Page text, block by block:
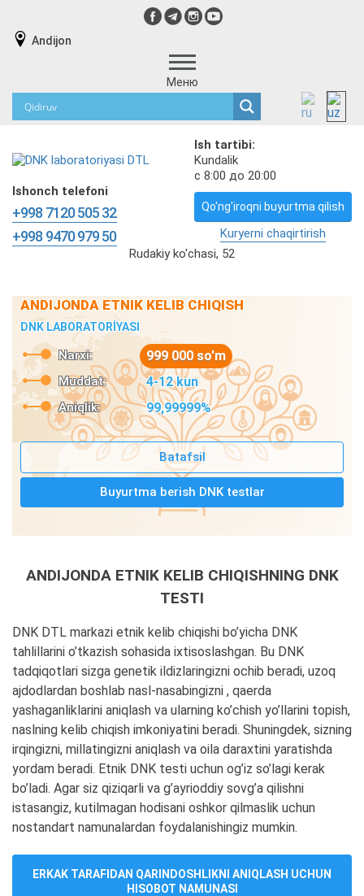
Andijon
Меню
Ish tartibi:
Kundalik
с 8:00 до 20:00
Ishonch telefoni
+998 7120 505 32
+998 9470 979 50
Qo'ng'iroqni buyurtma qilish
Kuryerni chaqirtirish
Rudakiy ko'chasi, 52
ANDIJONDA ETNIK KELIB CHIQISH
DNK LABORATORİYASI
Narxi: 999 000 so'm
Muddat: 4-12 kun
Aniqlik: 99,99999%
Batafsil
Buyurtma berish DNK testlar
ANDIJONDA ETNIK KELIB CHIQISHNING DNK
TESTI
DNK DTL markazi etnik kelib chiqishi bo’yicha DNK
tahlillarini o’tkazish sohasida ixtisoslashgan. Bu DNK
tadqiqotlari sizga genetik ildizlaringizni ochib beradi, uzoq
ajdodlardan boshlab nasl-nasabingizni , qaerda
yashaganliklarini aniqlash va ularning ko’chish yo’llarini topish,
naslning kelib chiqish imkoniyatini beradi. Shuningdek, sizning
irqingizni, millatingizni aniqlash va oila daraxtini yaratishda
yordam beradi. Etnik DNK testi uchun og’iz so’lagi kerak
bo’ladi. Agar siz qiziqarli va g’ayrioddiy sovg’a qilishni
istasangiz, kutilmagan hodisani oshkor qilmaslik uchun
nostandart namunalardan foydalanishingiz mumkin.
ERKAK TARAFIDAN QARINDOSHLIKNI ANIQLASH UCHUN
HISOBOT NAMUNASI